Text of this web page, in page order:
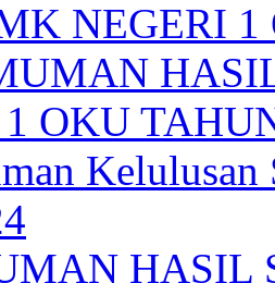
NEGERI 1
OKU
HASIL